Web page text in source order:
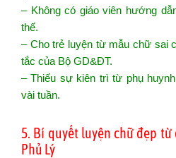
– Không có giáo viên hướng
thế.
– Cho trẻ luyện từ mẫu chữ sai
tắc của Bộ GD&ĐT.
– Thiếu sự kiên trì từ phụ
vài tuần.
5. Bí quyết luyện chữ đẹp
Phủ Lý